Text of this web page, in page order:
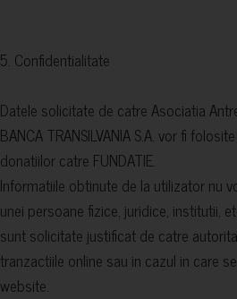
5. Confidentialitate
Datele solicitate de catre Asociatia
BANCA TRANSILVANIA S.A. vor fi
donatiilor catre FUNDATIE.
Informatiile obtinute de la utilizator nu
unei persoane fizice, juridice, institutii,
sunt solicitate justificat de catre
tranzactiile online sau in cazul in care
website.